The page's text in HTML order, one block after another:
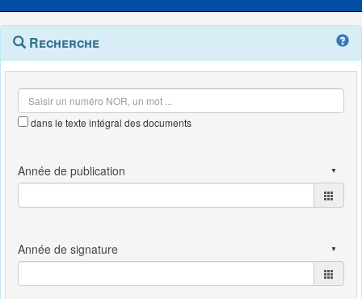
Navigation
outils
Menu
contextuel
Recherche
dans le texte intégral des documents